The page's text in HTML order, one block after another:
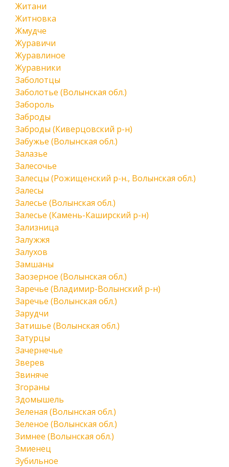
Житани
Житновка
Жмудче
Журавичи
Журавлиное
Журавники
Заболотцы
Заболотье (Волынская обл.)
Забороль
Заброды
Заброды (Киверцовский р-н)
Забужье (Волынская обл.)
Залазье
Залесочье
Залесцы (Рожищенский р-н., Волынская обл.)
Залесы
Залесье (Волынская обл.)
Залесье (Камень-Каширский р-н)
Зализница
Залужжя
Залухов
Замшаны
Заозерное (Волынская обл.)
Заречье (Владимир-Волынский р-н)
Заречье (Волынская обл.)
Зарудчи
Затишье (Волынская обл.)
Затурцы
Зачернечье
Зверев
Звиняче
Згораны
Здомышель
Зеленая (Волынская обл.)
Зеленое (Волынская обл.)
Зимнее (Волынская обл.)
Змиенец
Зубильное